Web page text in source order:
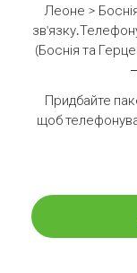
Леоне >
зв'язку.
(Боснія та
Придбайте
щоб